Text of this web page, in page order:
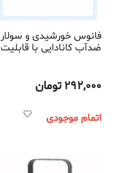
فانوس خورشیدی و سولار
ضدآب کانادایی با قابلیت
292,000تومان
اتمام موجودی